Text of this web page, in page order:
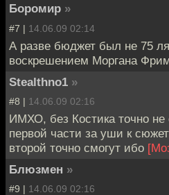
Боромир »
#7 | 14.06.09 02:14
А разве бюджет был не 75
воскрешением Моргана
Stealthno1 »
#8 | 14.06.09 02:16
ИМХО, без Костика точно не
первой части за уши к
второй точно смогут ибо
Блюзмен »
#9 | 14.06.09 02:16